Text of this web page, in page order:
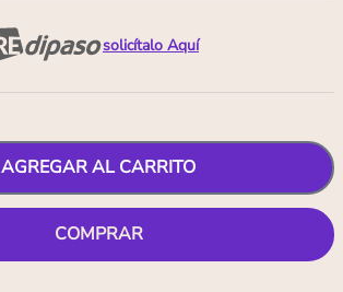
solicítalo Aquí
AGREGAR AL CARRITO
COMPRAR